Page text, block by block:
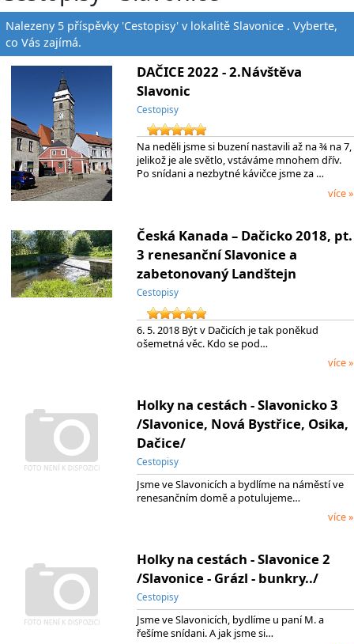
Nalezeny 5 příspěvky 'Cestopisy' v lokalitě Slavonice . Vyberte,
co Vás zajímá.
DAČICE 2022 - 2.Návštěva
Slavonic
Cestopisy
Na neděli jsme si buzení nastavili až na ¾ na 7,
jelikož je ale světlo, vstáváme mnohem dřív.
Po snídani a nezbytné kávičce jsme za …
více »
Česká Kanada – Dačicko 2018, pt.
3 renesanční Slavonice a
zabetonovaný Landštejn
Cestopisy
6. 5. 2018 Být v Dačicích je tak poněkud
ošemetná věc. Kdo se pod…
více »
Holky na cestách - Slavonicko 3
/Slavonice, Nová Bystřice, Osika,
Dačice/
Cestopisy
Jsme ve Slavonicích a bydlíme na náměstí ve
renesančním domě a potulujeme…
více »
Holky na cestách - Slavonice 2
/Slavonice - Grázl - bunkry../
Cestopisy
Jsme ve Slavonicích, bydlíme u paní M. a
řešíme snídani. A jak jsme si…